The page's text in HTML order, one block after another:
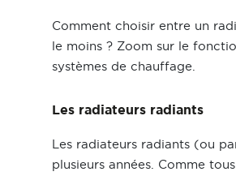
Comment choisir entre un
le moins ? Zoom sur le
systèmes de chauffage.
Les radiateurs radiants
Les radiateurs radiants (ou
plusieurs années. Comme